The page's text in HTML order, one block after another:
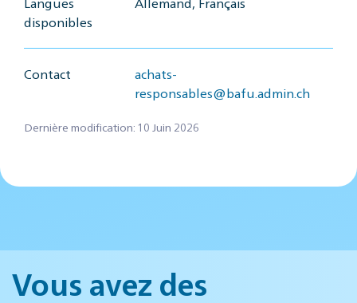
disponibles
Contact
achats-
responsables@bafu.admin.ch
Dernière modification: 10 Juin 2026
Vous avez des